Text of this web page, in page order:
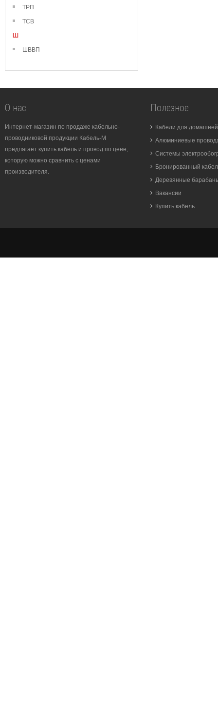
ТРП
ТСВ
Ш
ШВВП
О нас
Интернет-магазин по продаже кабельно-
проводниковой продукции Кабель-М
предлагает купить кабель и провод по цене,
которую можно сравнить с ценами
производителя.
Полезное
Кабели для
Алюминиевые
Системы
Бронированный
Деревянные
Вакансии
Купить кабель